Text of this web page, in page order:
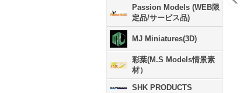
Passion Models (WEB限
定品/サービス品)
MJ Miniatures(3D)
彩葉(M.S Models情景素
材）
SHK PRODUCTS